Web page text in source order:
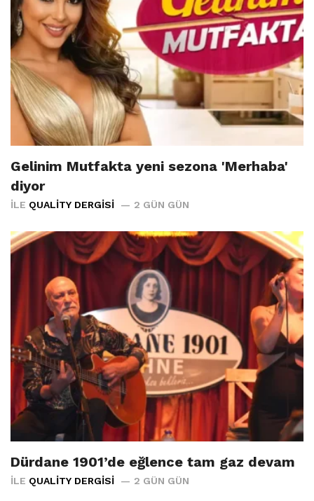
Gelinim Mutfakta yeni sezona 'Merhaba'
diyor
İLE QUALITY DERGISI 2 GÜN GÜN
Dürdane 1901’de eğlence tam gaz devam
İLE QUALITY DERGISI 2 GÜN GÜN